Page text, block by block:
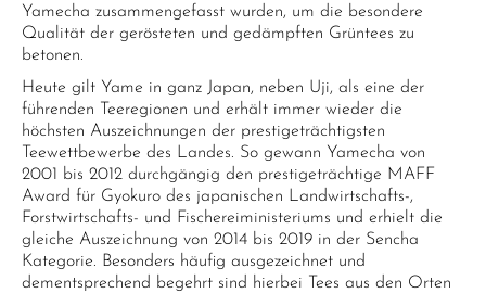
Yamecha zusammengefasst wurden, um die besondere
Qualität der gerösteten und gedämpften Grüntees zu
betonen.
Heute gilt Yame in ganz Japan, neben Uji, als eine der
führenden Teeregionen und erhält immer wieder die
höchsten Auszeichnungen der prestigeträchtigsten
Teewettbewerbe des Landes. So gewann Yamecha von
2001 bis 2012 durchgängig den prestigeträchtige MAFF
Award für Gyokuro des japanischen Landwirtschafts-,
Forstwirtschafts- und Fischereiministeriums und erhielt die
gleiche Auszeichnung von 2014 bis 2019 in der Sencha
Kategorie. Besonders häufig ausgezeichnet und
dementsprechend begehrt sind hierbei Tees aus den Orten